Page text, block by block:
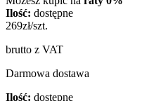
Ilość: dostępne
269zł/szt.
brutto z VAT
Darmowa dostawa
Ilość: dostępne